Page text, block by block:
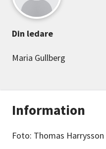
Information
Foto: Thomas Harrysson
Din ledare
Maria Gullberg